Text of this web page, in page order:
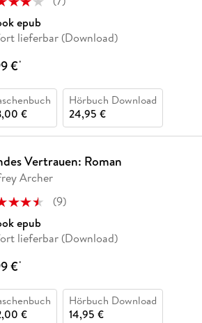
epub
lieferbar (Download)
€*
€
Hörbuch Download
24,95 €
Vertrauen: Roman
Archer
(9)
epub
lieferbar (Download)
€*
€
Hörbuch Download
14,95 €